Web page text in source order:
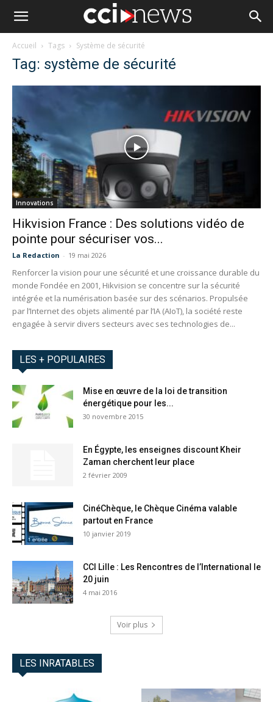
Accueil Tags Système de sécurité
Tag: système de sécurité
Innovations
Hikvision France : Des solutions vidéo de
pointe pour sécuriser vos...
La Redaction - 19 mai 2026
Renforcer la vision pour une sécurité et une croissance durable du
monde Fondée en 2001, Hikvision se concentre sur la sécurité
intégrée et la numérisation basée sur des scénarios. Propulsée
par l’Internet des objets alimenté par l’IA (AIoT), la société reste
engagée à servir divers secteurs avec ses technologies de...
LES + POPULAIRES
Mise en œuvre de la loi de transition
énergétique pour les...
30 novembre 2015
En Égypte, les enseignes discount Kheir
Zaman cherchent leur place
2 février 2009
CinéChèque, le Chèque Cinéma valable
partout en France
10 janvier 2019
CCI Lille : Les Rencontres de l’International le
20 juin
4 mai 2016
Voir plus
LES INRATABLES